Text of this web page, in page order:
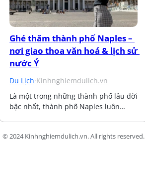
Ghé thăm thành phố Naples –
nơi giao thoa văn hoá & lịch sử
nước Ý
Du Lịch·Kinhnghiemdulich.vn
Là một trong những thành phố lâu đời
bậc nhất, thành phố Naples luôn…
© 2024 Kinhnghiemdulich.vn. All rights reserved.